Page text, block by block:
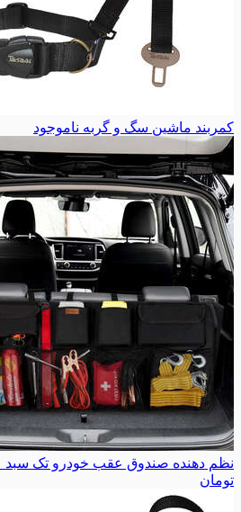
کمربند ماشین سگ و گربه ناموجود
نظم دهنده صندوق عقب خودرو تک سبد
تومان